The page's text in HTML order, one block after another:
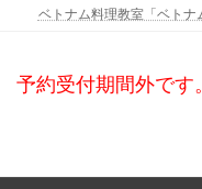
ベトナム料理教室「ベトナ
予約受付期間外です。